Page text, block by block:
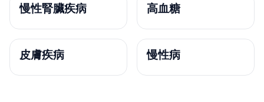
慢性腎臟疾病 高血糖
皮膚疾病 慢性病